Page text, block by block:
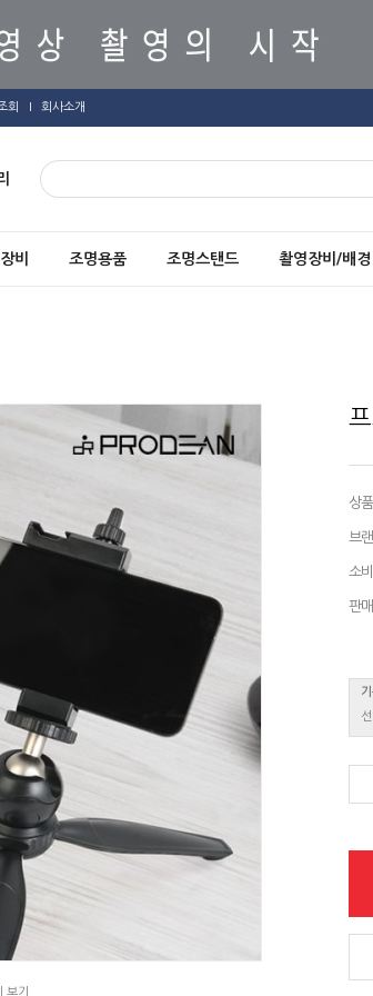
회 회사소개
비 조명용품 조명스탠드 촬영장비/배경
보기
상
브
소
판